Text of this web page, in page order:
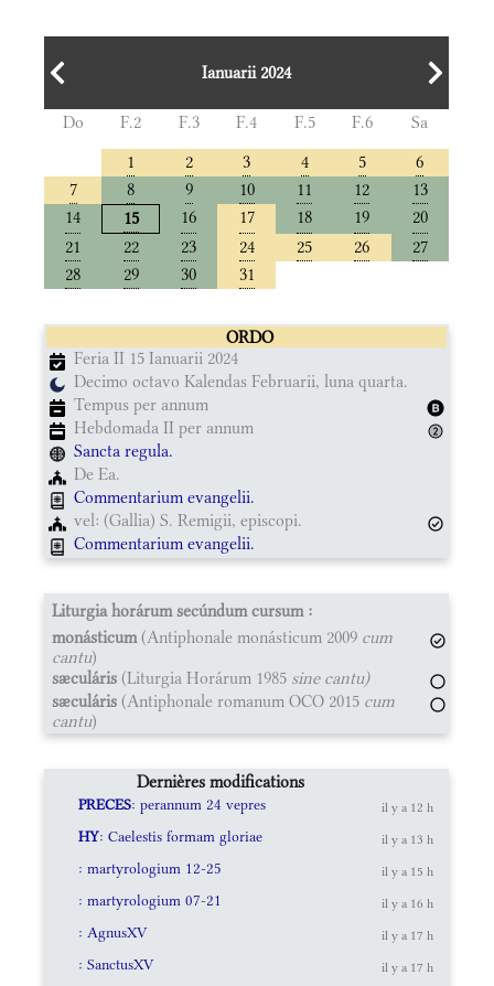
Ianuarii 2024
Do F.2 F.3 F.4 F.5 F.6
Sa
1
2 3 4 5
6
7
8 9 10 11 12
13
14
15 16 17 18 19
20
21
22 23 24 25 26
27
28
29 30 31
ORDO
Feria II 15 Ianuarii 2024
Decimo octavo Kalendas Februarii, luna quarta.
Tempus per annum
Hebdomada II per annum
Sancta regula.
De Ea.
Commentarium evangelii.
vel: (Gallia) S. Remigii, episcopi.
Commentarium evangelii.
Liturgia horárum secúndum cursum :
monásticum(Antiphonale monásticum 2009 cum
cantu)
sæculáris (Liturgia Horárum 1985 sine cantu)
sæculáris (Antiphonale romanum OCO 2015 cum
cantu)
Dernières modifications
PRECES: perannum 24 vepres il y a 12 h
HY: Caelestis formam gloriae il y a 13 h
: martyrologium 12-25 il y a 15 h
: martyrologium 07-21 il y a 16 h
: AgnusXV il y a 17 h
: SanctusXV il y a 17 h